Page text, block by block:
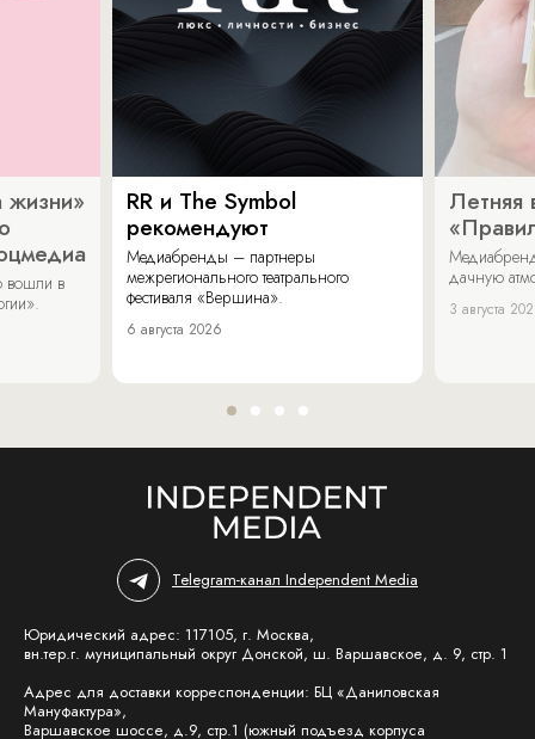
жизни»
вошли в
RR и The Symbol
рекомендуют
Медиабренды – партнеры
межрегионального театрального
фестиваля «Вершина».
6 августа 2026
Летняя
дачную
3 августа
Telegram-канал Independent Media
Юридический адрес: 117105, г. Москва,
вн.тер.г. муниципальный округ Донской, ш. Варшавское, д. 9, стр. 1
Адрес для доставки корреспонденции: БЦ «Даниловская
Мануфактура»,
Варшавское шоссе, д.9, стр.1 (южный подъезд корпуса